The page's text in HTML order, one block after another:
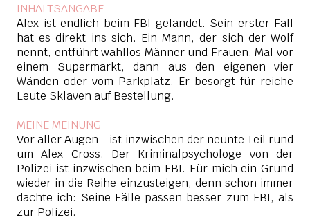
INHALTSANGABE
Alex ist endlich beim FBI gelandet. Sein erster Fall
hat es direkt ins sich. Ein Mann, der sich der Wolf
nennt, entführt wahllos Männer und Frauen. Mal vor
einem Supermarkt, dann aus den eigenen vier
Wänden oder vom Parkplatz. Er besorgt für reiche
Leute Sklaven auf Bestellung.
MEINE MEINUNG
Vor aller Augen - ist inzwischen der neunte Teil rund
um Alex Cross. Der Kriminalpsychologe von der
Polizei ist inzwischen beim FBI. Für mich ein Grund
wieder in die Reihe einzusteigen, denn schon immer
dachte ich: Seine Fälle passen besser zum FBI, als
zur Polizei.